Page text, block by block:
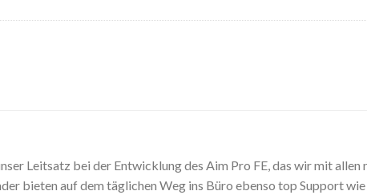
Leitsatz bei der Entwicklung des Aim Pro FE, das wir mit
bieten auf dem täglichen Weg ins Büro ebenso top Support